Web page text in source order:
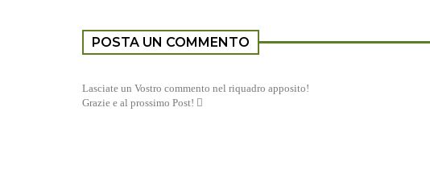
POSTA UN COMMENTO
Lasciate un Vostro commento nel riquadro apposito!
Grazie e al prossimo Post! 